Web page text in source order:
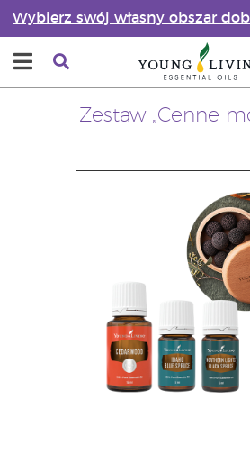
Wybierz swój własny obszar
Zestaw „Cenne